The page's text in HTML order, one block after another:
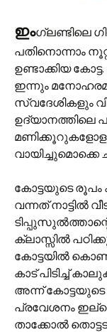
ഇംഗ്ലണ്ടിലെ
പതിനൊന്നാം
ഉണ്ടാക്കിയ
ഇന്നും
സ്വദേശികളും
ഉദ്യാനത്തിലെ
വായിച്ചുമൊക്കെ
കോട്ടയുടെ രൂപം
വന്നത് നാട്ടില്‍
ക്ലാസ്സില്‍
കോട്ടയില്‍
കാട് പിടിച്ച്
അന്ന് കോട്ടയുടെ
പ്രവേശനം
താക്കോല്‍